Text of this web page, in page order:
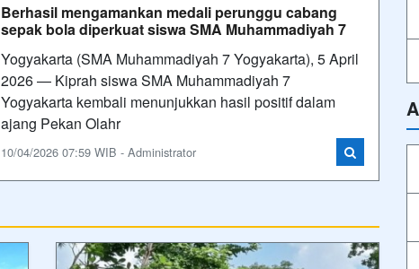
Berhasil mengamankan medali perunggu cabang
sepak bola diperkuat siswa SMA Muhammadiyah 7
Yogyakarta (SMA Muhammadiyah 7 Yogyakarta), 5 April
2026 — Kiprah siswa SMA Muhammadiyah 7
Yogyakarta kembali menunjukkan hasil positif dalam
ajang Pekan Olahr
10/04/2026 07:59 WIB - Administrator